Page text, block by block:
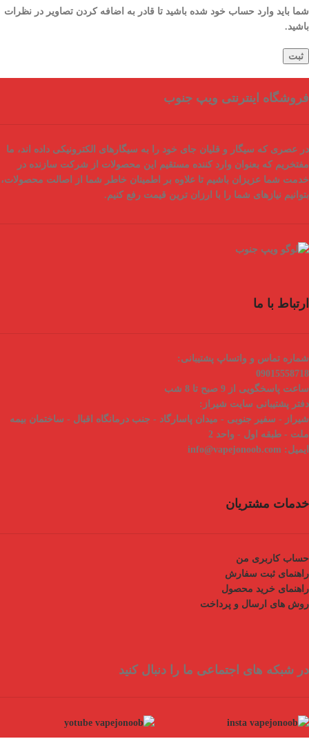
شما باید وارد حساب خود شده باشید تا قادر به اضافه کردن تصاویر در نظرات
باشید.
فروشگاه اینترنتی ویپ جنوب
در عصری که سیگار و قلیان جای خود را به سیگارهای الکترونیکی داده اند، ما
مفتخریم که بعنوان وارد کننده مستقیم این محصولات از شرکت سازنده در
خدمت شما عزیزان باشیم تا علاوه بر اطمینان خاطر شما از
اصالت محصولات،
بتوانیم نیازهای شما را با ارزان ترین قیمت رفع کنیم.
ارتباط با ما
شماره تماس و واتساپ پشتیبانی:
09015558718
ساعت پاسخگویی از 9 صبح تا 8 شب
دفتر پشتیبانی سایت شیراز:
شیراز - سفیر جنوبی - میدان پاسارگاد - جنب درمانگاه اقبال - ساختمان بیمه
ملت - طبقه اول - واحد 2
ایمیل:
خدمات مشتریان
حساب کاربری من
راهنمای ثبت سفارش
راهنمای خرید محصول
روش های ارسال و پرداخت
در شبکه های اجتماعی ما را دنبال کنید